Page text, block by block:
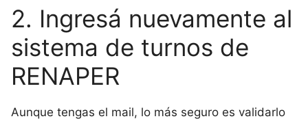
2. Ingresá nuevamente al
sistema de turnos de
RENAPER
Aunque tengas el mail, lo más seguro es validarlo